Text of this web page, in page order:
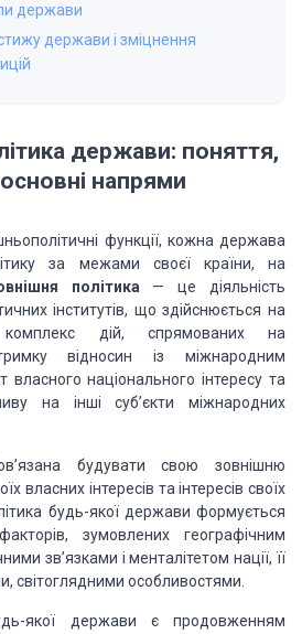
держави
держави і зміцнення
держави: поняття,
основні напрями
функції, кожна держава
за межами своєї країни, на
політика — це діяльність
інститутів, що здійснюється на
комплекс дій, спрямованих на
відносин із міжнародним
власного національного інтересу та
на інші суб’єкти міжнародних
будувати свою зовнішню
власних інтересів та інтересів своїх
будь-якої держави формується
зумовлених географічним
зв’язками і менталітетом нації, її
світоглядними особливостями.
якої держави є продовженням